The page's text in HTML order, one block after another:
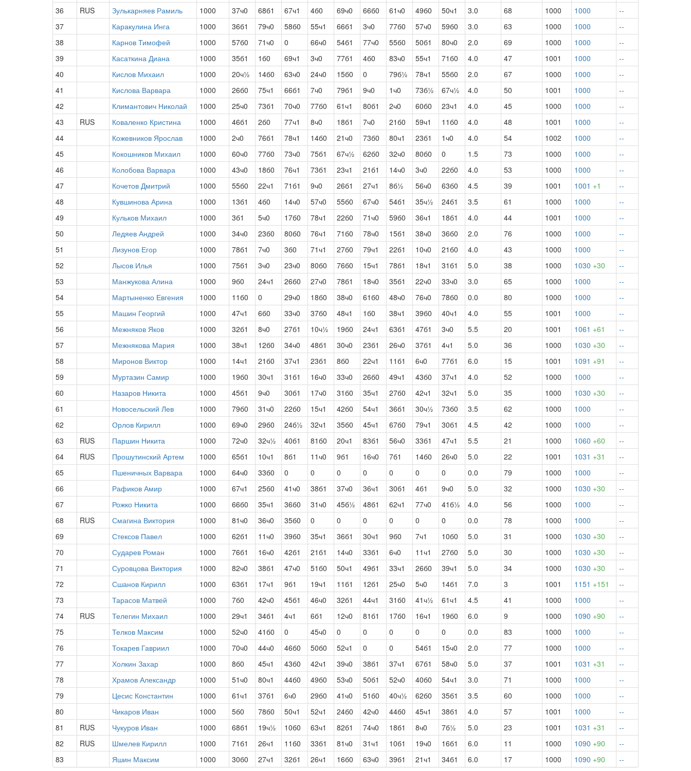
36
RUS Зулькарняев Рамиль 1000 37ч0 68б1 67ч1 4б0 69ч0 66б0 61ч0 49б0 50ч1 3.0 68 1000 1000
--
37
Каракулина Инга 1000 36б1 79ч0 58б0 55ч1 66б1 3ч0 77б0 57ч0 59б0 3.0 63 1000 1000
--
38
Карнов Тимофей 1000 57б0 71ч0 0 66ч0 54б1 77ч0 55б0 50б1 80ч0 2.0 69 1000 1000
--
39
Касаткина Диана 1000 35б1 1б0 69ч1 3ч0 77б1 4б0 83ч0 55ч1 71б0 4.0 47 1001 1000
--
40
Кислов Михаил 1000 20ч½ 14б0 63ч0 24ч0 15б0 0 79б½ 78ч1 55б0 2.0 67 1000 1000
--
41
Кислова Варвара 1000 26б0 75ч1 66б1 7ч0 79б1 9ч0 1ч0 73б½ 67ч½ 4.0 50 1001 1000
--
42
Климантович Николай 1000 25ч0 73б1 70ч0 77б0 61ч1 80б1 2ч0 60б0 23ч1 4.0 45 1000 1000
--
43
RUS Коваленко Кристина 1000 46б1 2б0 77ч1 8ч0 18б1 7ч0 21б0 59ч1 11б0 4.0 48 1001 1000
--
44
Кожевников Ярослав 1000 2ч0 76б1 78ч1 14б0 21ч0 73б0 80ч1 23б1 1ч0 4.0 54 1002 1000
--
45
Кокошников Михаил 1000 60ч0 77б0 73ч0 75б1 67ч½ 62б0 32ч0 80б0 0 1.5 73 1000 1000
--
46
Колобова Варвара 1000 43ч0 18б0 76ч1 73б1 23ч1 21б1 14ч0 3ч0 22б0 4.0 53 1000 1000
--
47
Кочетов Дмитрий 1000 55б0 22ч1 71б1 9ч0 26б1 27ч1 8б½ 56ч0 63б0 4.5 39 1001 1001 +1
--
48
Кувшинова Арина 1000 13б1 4б0 14ч0 57ч0 55б0 67ч0 54б1 35ч½ 24б1 3.5 61 1000 1000
--
49
Кульков Михаил 1000 3б1 5ч0 17б0 78ч1 22б0 71ч0 59б0 36ч1 18б1 4.0 44 1001 1000
--
50
Ледяев Андрей 1000 34ч0 23б0 80б0 76ч1 71б0 78ч0 15б1 38ч0 36б0 2.0 76 1000 1000
--
51
Лизунов Егор 1000 78б1 7ч0 3б0 71ч1 27б0 79ч1 22б1 10ч0 21б0 4.0 43 1000 1000
--
52
Лысов Илья 1000 75б1 3ч0 23ч0 80б0 76б0 15ч1 78б1 18ч1 31б1 5.0 38 1000 1030 +30
--
53
Манжукова Алина 1000 9б0 24ч1 26б0 27ч0 78б1 18ч0 35б1 22ч0 33ч0 3.0 65 1000 1000
--
54
Мартыненко Евгения 1000 11б0 0 29ч0 18б0 38ч0 61б0 48ч0 76ч0 78б0 0.0 80 1000 1000
--
55
Машин Георгий 1000 47ч1 6б0 33ч0 37б0 48ч1 1б0 38ч1 39б0 40ч1 4.0 55 1001 1000
--
56
Межняков Яков 1000 32б1 8ч0 27б1 10ч½ 19б0 24ч1 63б1 47б1 3ч0 5.5 20 1001 1061 +61
--
57
Межнякова Мария 1000 38ч1 12б0 34ч0 48б1 30ч0 23б1 26ч0 37б1 4ч1 5.0 36 1000 1030 +30
--
58
Миронов Виктор 1000 14ч1 21б0 37ч1 23б1 8б0 22ч1 11б1 6ч0 77б1 6.0 15 1001 1091 +91
--
59
Муртазин Самир 1000 19б0 30ч1 31б1 16ч0 33ч0 26б0 49ч1 43б0 37ч1 4.0 52 1000 1000
--
60
Назаров Никита 1000 45б1 9ч0 30б1 17ч0 31б0 35ч1 27б0 42ч1 32ч1 5.0 35 1000 1030 +30
--
61
Новосельский Лев 1000 79б0 31ч0 22б0 15ч1 42б0 54ч1 36б1 30ч½ 73б0 3.5 62 1000 1000
--
62
Орлов Кирилл 1000 69ч0 29б0 24б½ 32ч1 35б0 45ч1 67б0 79ч1 30б1 4.5 42 1000 1000
--
63
RUS Паршин Никита 1000 72ч0 32ч½ 40б1 81б0 20ч1 83б1 56ч0 33б1 47ч1 5.5 21 1000 1060 +60
--
64
RUS Прошутинский Артем 1000 65б1 10ч1 8б1 11ч0 9б1 16ч0 7б1 14б0 26ч0 5.0 22 1001 1031 +31
--
65
Пшеничных Варвара 1000 64ч0 33б0 0 0 0 0 0 0 0 0.0 79 1000 1000
--
66
Рафиков Амир 1000 67ч1 25б0 41ч0 38б1 37ч0 36ч1 30б1 4б1 9ч0 5.0 32 1000 1030 +30
--
67
Рожко Никита 1000 66б0 35ч1 36б0 31ч0 45б½ 48б1 62ч1 77ч0 41б½ 4.0 56 1000 1000
--
68
RUS Смагина Виктория 1000 81ч0 36ч0 35б0 0 0 0 0 0 0 0.0 78 1000 1000
--
69
Стексов Павел 1000 62б1 11ч0 39б0 35ч1 36б1 30ч1 9б0 7ч1 10б0 5.0 31 1000 1030 +30
--
70
Сударев Роман 1000 76б1 16ч0 42б1 21б1 14ч0 33б1 6ч0 11ч1 27б0 5.0 30 1000 1030 +30
--
71
Суровцова Виктория 1000 82ч0 38б1 47ч0 51б0 50ч1 49б1 33ч1 26б0 39ч1 5.0 34 1000 1030 +30
--
72
Сшанов Кирилл 1000 63б1 17ч1 9б1 19ч1 11б1 12б1 25ч0 5ч0 14б1 7.0 3 1001 1151 +151
--
73
Тарасов Матвей 1000 7б0 42ч0 45б1 46ч0 32б1 44ч1 31б0 41ч½ 61ч1 4.5 41 1000 1000
--
74
RUS Телегин Михаил 1000 29ч1 34б1 4ч1 6б1 12ч0 81б1 17б0 16ч1 19б0 6.0 9 1000 1090 +90
--
75
Телков Максим 1000 52ч0 41б0 0 45ч0 0 0 0 0 0 0.0 83 1000 1000
--
76
Токарев Гавриил 1000 70ч0 44ч0 46б0 50б0 52ч1 0 0 54б1 15ч0 2.0 77 1000 1000
--
77
Холкин Захар 1000 8б0 45ч1 43б0 42ч1 39ч0 38б1 37ч1 67б1 58ч0 5.0 37 1001 1031 +31
--
78
Храмов Александр 1000 51ч0 80ч1 44б0 49б0 53ч0 50б1 52ч0 40б0 54ч1 3.0 71 1000 1000
--
79
Цесис Константин 1000 61ч1 37б1 6ч0 29б0 41ч0 51б0 40ч½ 62б0 35б1 3.5 60 1000 1000
--
80
Чикаров Иван 1000 5б0 78б0 50ч1 52ч1 24б0 42ч0 44б0 45ч1 38б1 4.0 57 1001 1000
--
81
RUS Чукуров Иван 1000 68б1 19ч½ 10б0 63ч1 82б1 74ч0 18б1 8ч0 7б½ 5.0 23 1001 1031 +31
--
82
RUS Шмелев Кирилл 1000 71б1 26ч1 11б0 33б1 81ч0 31ч1 10б1 19ч0 16б1 6.0 11 1000 1090 +90
--
83
Яшин Максим 1000 30б0 27ч1 32б1 26ч1 16б0 63ч0 39б1 21ч1 34б1 6.0 17 1000 1090 +90 --